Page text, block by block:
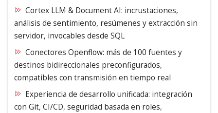
Cortex LLM & Document AI: incrustaciones,
análisis de sentimiento, resúmenes y extracción sin
servidor, invocables desde SQL
Conectores Openflow: más de 100 fuentes y
destinos bidireccionales preconfigurados,
compatibles con transmisión en tiempo real
Experiencia de desarrollo unificada: integración
con Git, CI/CD, seguridad basada en roles,